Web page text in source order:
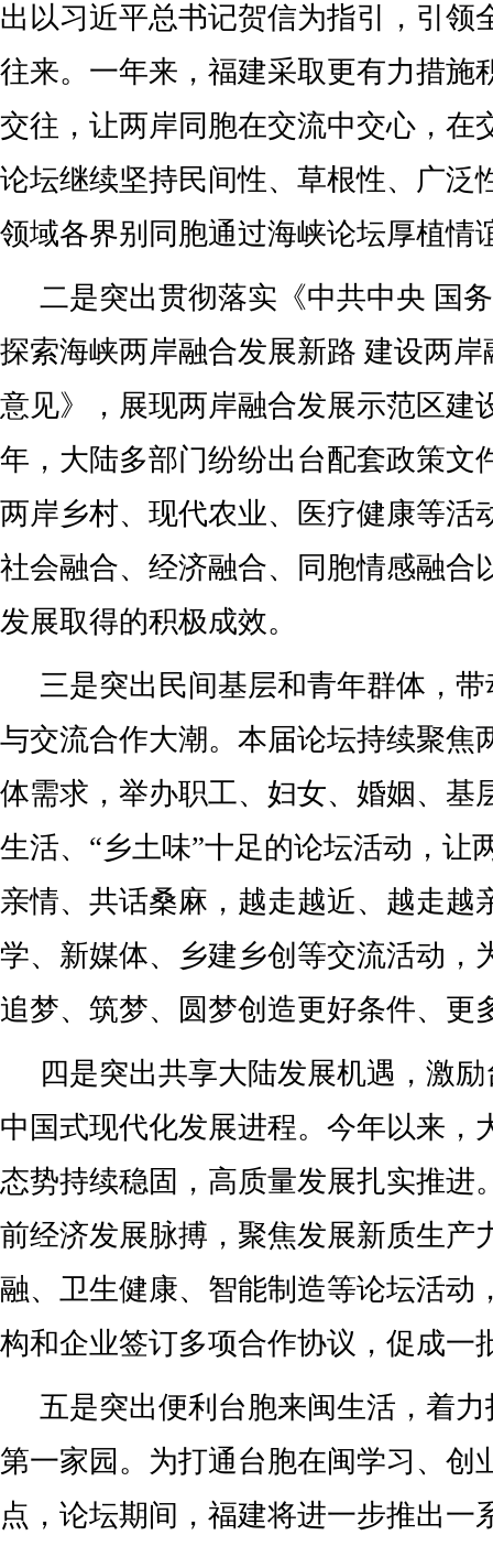
出以习近平总书记贺信为指引，引领
往来。一年来，福建采取更有力措施
交往，让两岸同胞在交流中交心，在
论坛继续坚持民间性、草根性、广泛
领域各界别同胞通过海峡论坛厚植情
二是突出贯彻落实《中共中央 国
探索海峡两岸融合发展新路 建设两
意见》，展现两岸融合发展示范区建
年，大陆多部门纷纷出台配套政策文
两岸乡村、现代农业、医疗健康等活
社会融合、经济融合、同胞情感融合
发展取得的积极成效。
三是突出民间基层和青年群体，
与交流合作大潮。本届论坛持续聚焦
体需求，举办职工、妇女、婚姻、基
生活、“乡土味”十足的论坛活动，让
亲情、共话桑麻，越走越近、越走越
学、新媒体、乡建乡创等交流活动，
追梦、筑梦、圆梦创造更好条件、更
四是突出共享大陆发展机遇，激
中国式现代化发展进程。今年以来，
态势持续稳固，高质量发展扎实推进
前经济发展脉搏，聚焦发展新质生产
融、卫生健康、智能制造等论坛活动
构和企业签订多项合作协议，促成一
五是突出便利台胞来闽生活，着
第一家园。为打通台胞在闽学习、创
点，论坛期间，福建将进一步推出一